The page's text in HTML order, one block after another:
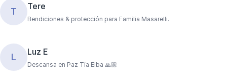
T Tere
Bendiciones & protección para Familia Masarelli.
L Luz E
Descansa en Paz Tía Elba 🙏🏼